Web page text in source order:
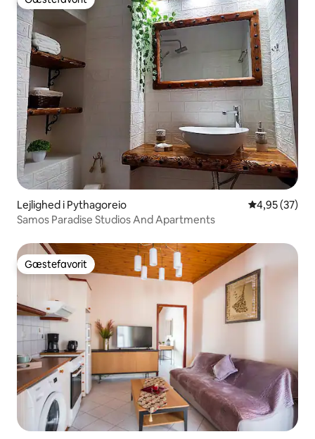
Gæstefavorit
Lejlighed i Pythagoreio 4,95 ud af 5 i
4,95 (37)
Samos Paradise Studios And Apartments
Gæstefavorit
Gæstefavorit